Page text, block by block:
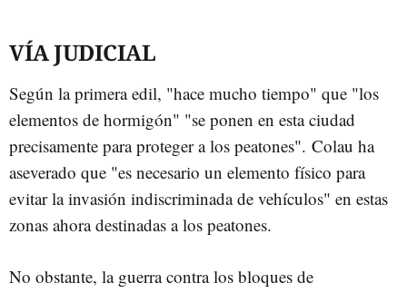
VÍA JUDICIAL
Según la primera edil, "hace mucho tiempo" que "los
elementos de hormigón" "se ponen en esta ciudad
precisamente para proteger a los peatones". Colau ha
aseverado que "es necesario un elemento físico para
evitar la invasión indiscriminada de vehículos" en estas
zonas ahora destinadas a los peatones.
No obstante, la guerra contra los bloques de